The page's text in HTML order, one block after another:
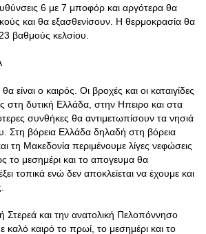
6 με 7 μποφόρ και αργότερα θα
και θα εξασθενίσουν. Η θερμοκρασία θα
βαθμούς κελσίου.
είναι ο καιρός. Οι βροχές και οι καταιγίδες
στη δυτική Ελλάδα, στην Ηπειρο και στα
συνθήκες θα αντιμετωπίσουν τα νησιά
Στη βόρεια Ελλάδα δηλαδή στη βόρεια
τη Μακεδονία περιμένουμε λίγες νεφώσεις
το μεσημέρι και το απογευμα θα
τοπικά ενώ δεν αποκλείεται να έχουμε και
Στερεά και την ανατολική Πελοπόννησο
καιρό το πρωί, το μεσημέρι και το